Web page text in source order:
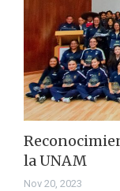
la UNAM
Nov 20, 2023